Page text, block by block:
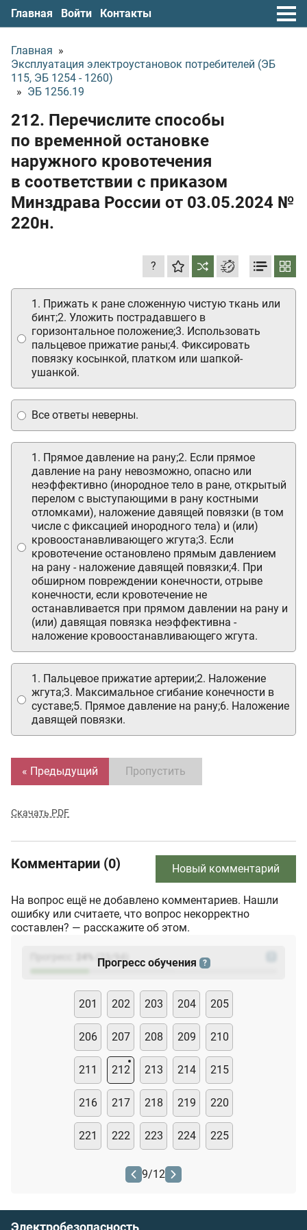
Главная Войти Контакты
Главная »
Эксплуатация электроустановок потребителей (ЭБ
115, ЭБ 1254 - 1260)
» ЭБ 1256.19
212. Перечислите способы
по временной остановке
наружного кровотечения
в соответствии с приказом
Минздрава России от 03.05.2024 №
220н.
?
1. Прижать к ране сложенную чистую ткань или
бинт;2. Уложить пострадавшего в
горизонтальное положение;3. Использовать
пальцевое прижатие раны;4. Фиксировать
повязку косынкой, платком или шапкой-
ушанкой.
1. Пальцевое прижатие артерии;2. Наложение
жгута;3. Максимальное сгибание конечности в
суставе;5. Прямое давление на рану;6. Наложение
давящей повязки.
1. Прямое давление на рану;2. Если прямое
давление на рану невозможно, опасно или
неэффективно (инородное тело в ране, открытый
перелом с выступающими в рану костными
отломками), наложение давящей повязки (в том
числе с фиксацией инородного тела) и (или)
кровоостанавливающего жгута;3. Если
кровотечение остановлено прямым давлением
на рану - наложение давящей повязки;4. При
обширном повреждении конечности, отрыве
конечности, если кровотечение не
останавливается при прямом давлении на рану и
(или) давящая повязка неэффективна -
наложение кровоостанавливающего жгута.
Все ответы неверны.
« Предыдущий Пропустить
Скачать PDF
Комментарии (0) Новый комментарий
На вопрос ещё не добавлено комментариев. Нашли
ошибку или считаете, что вопрос некорректно
составлен? — расскажите об этом.
(23
Прогресс обучения ?
201 202 203 204 205
206 207 208 209 210
211 212 213 214 215
216 217 218 219 220
221 222 223 224 225
9/12
Электробезопасность